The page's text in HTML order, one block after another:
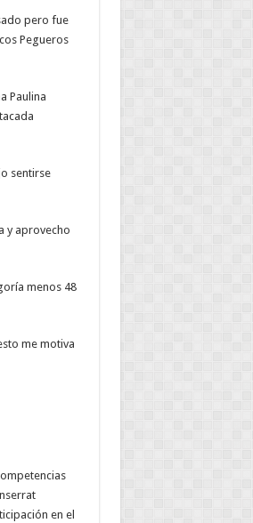
pero fue
Pegueros
Paulina
sentirse
y aprovecho
menos 48
me motiva
en el